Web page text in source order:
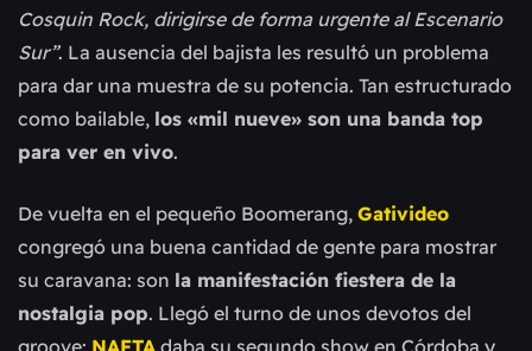
Cosquin Rock, dirigirse de forma urgente al Escenario
Sur”. La ausencia del bajista les resultó un problema
para dar una muestra de su potencia. Tan estructurado
como bailable, los «mil nueve» son una banda top
para ver en vivo.
De vuelta en el pequeño Boomerang, Gativideo
congregó una buena cantidad de gente para mostrar
su caravana: son la manifestación fiestera de la
nostalgia pop. Llegó el turno de unos devotos del